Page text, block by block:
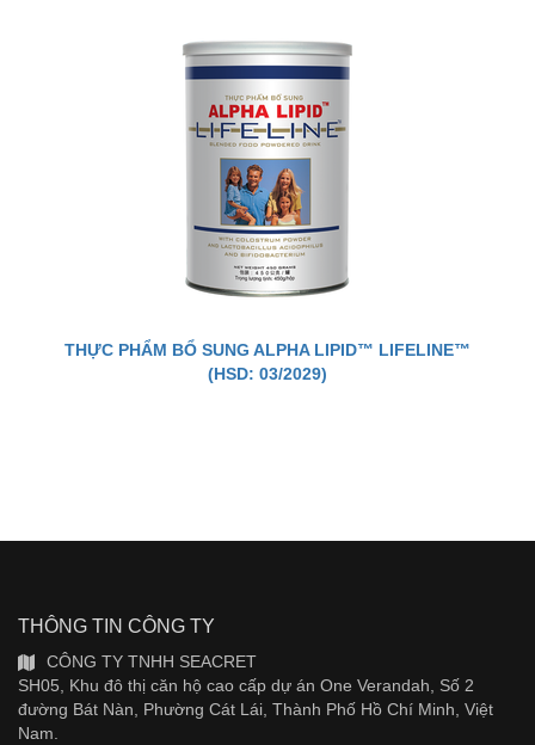
THỰC PHẨM BỔ SUNG ALPHA LIPID™ LIFELINE™
(HSD: 03/2029)
THÔNG TIN CÔNG TY
CÔNG TY TNHH SEACRET
SH05, Khu đô thị căn hộ cao cấp dự án One Verandah, Số 2
đường Bát Nàn, Phường Cát Lái, Thành Phố Hồ Chí Minh, Việt
Nam.